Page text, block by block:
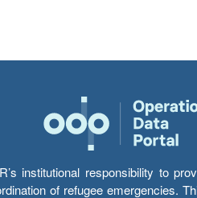
institutional responsibility to
of refugee emergencies.